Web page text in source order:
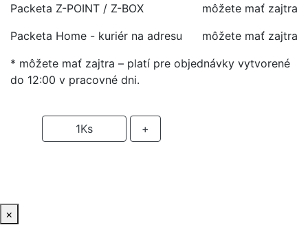
Packeta Z-POINT / Z-BOX
môžete mať zajtra
Packeta Home - kuriér na adresu
môžete mať zajtra
* môžete mať zajtra – platí pre objednávky vytvorené
do 12:00 v pracovné dni.
1Ks +
×